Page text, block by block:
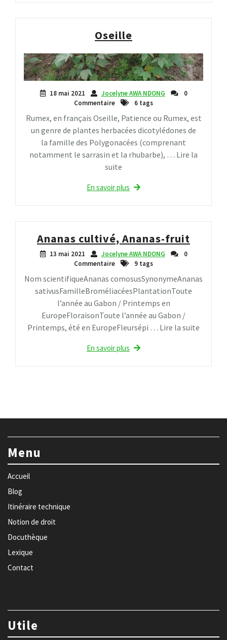
Oseille
18 mai 2021 Jocelyne AWA NDONG
0
Commentaire
6 tags
Rumex, en français Oseille, Patience ou Rumex, est
un genre de plantes herbacées dicotylédones de
la famille des Polygonacées (comprenant
notamment le sarrasin et la rhubarbe), … Lire la
suite
En savoir plus
Ananas cultivé, Ananas-fruit
13 mai 2021 Jocelyne AWA NDONG
0
Commentaire
9 tags
Nom scientifiqueAnanas comosusSynonymeAnanas
sativusFamilleBroméliacéesPlantationToute
l’année au Gabon / Printemps en
EuropeFloraisonToute l’année au Gabon /
Printemps, été en EuropeFleursépi … Lire la suite
En savoir plus
Menu
Accueil
Blog
Itinéraire technique
Notion de droit
Docuthèque
Lexique
Contact
Utile